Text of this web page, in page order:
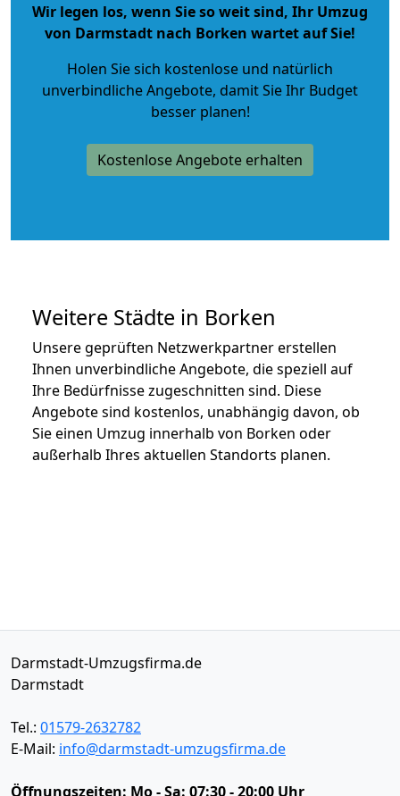
Wir legen los, wenn Sie so weit sind, Ihr Umzug
von Darmstadt nach Borken wartet auf Sie!
Holen Sie sich kostenlose und natürlich
unverbindliche Angebote, damit Sie Ihr Budget
besser planen!
Kostenlose Angebote erhalten
Weitere Städte in Borken
Unsere geprüften Netzwerkpartner erstellen
Ihnen unverbindliche Angebote, die speziell auf
Ihre Bedürfnisse zugeschnitten sind. Diese
Angebote sind kostenlos, unabhängig davon, ob
Sie einen Umzug innerhalb von Borken oder
außerhalb Ihres aktuellen Standorts planen.
Darmstadt-Umzugsfirma.de
Darmstadt
Tel.: 01579-2632782
E-Mail: info@darmstadt-umzugsfirma.de
Öffnungszeiten: Mo - Sa: 07:30 - 20:00 Uhr